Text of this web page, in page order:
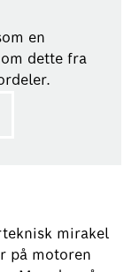
en
dette fra
mirakel
på motoren